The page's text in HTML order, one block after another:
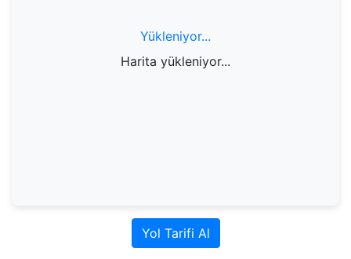
Yükleniyor...
Harita yükleniyor...
Yol Tarifi Al